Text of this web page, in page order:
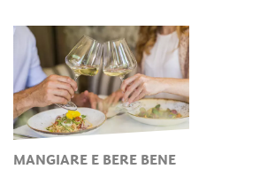
MANGIARE E BERE BENE